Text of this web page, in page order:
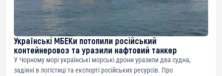
Українські МБЕКи потопили російський
контейнеровоз та уразили нафтовий танкер
У Чорному морі українські морські дрони уразили два судна,
задіяні в логістиці та експорті російських ресурсів. Про